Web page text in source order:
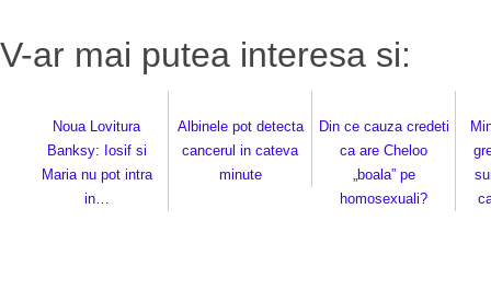
V-ar mai putea interesa si:
Noua Lovitura
Banksy: Iosif si
Maria nu pot intra
in…
Albinele pot detecta
cancerul in cateva
minute
Din ce cauza credeti
ca are Cheloo
„boala” pe
homosexuali?